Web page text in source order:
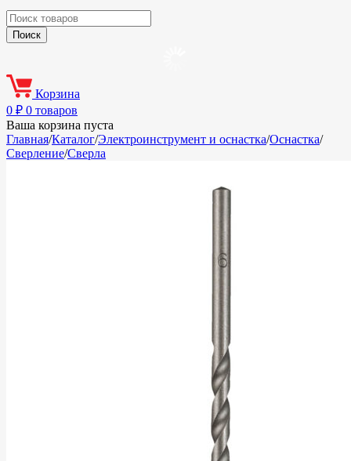
Корзина
0 ₽ 0 товаров
Ваша корзина пуста
Главная/Каталог/Электроинструмент и оснастка/Оснастка/
Сверление/Сверла